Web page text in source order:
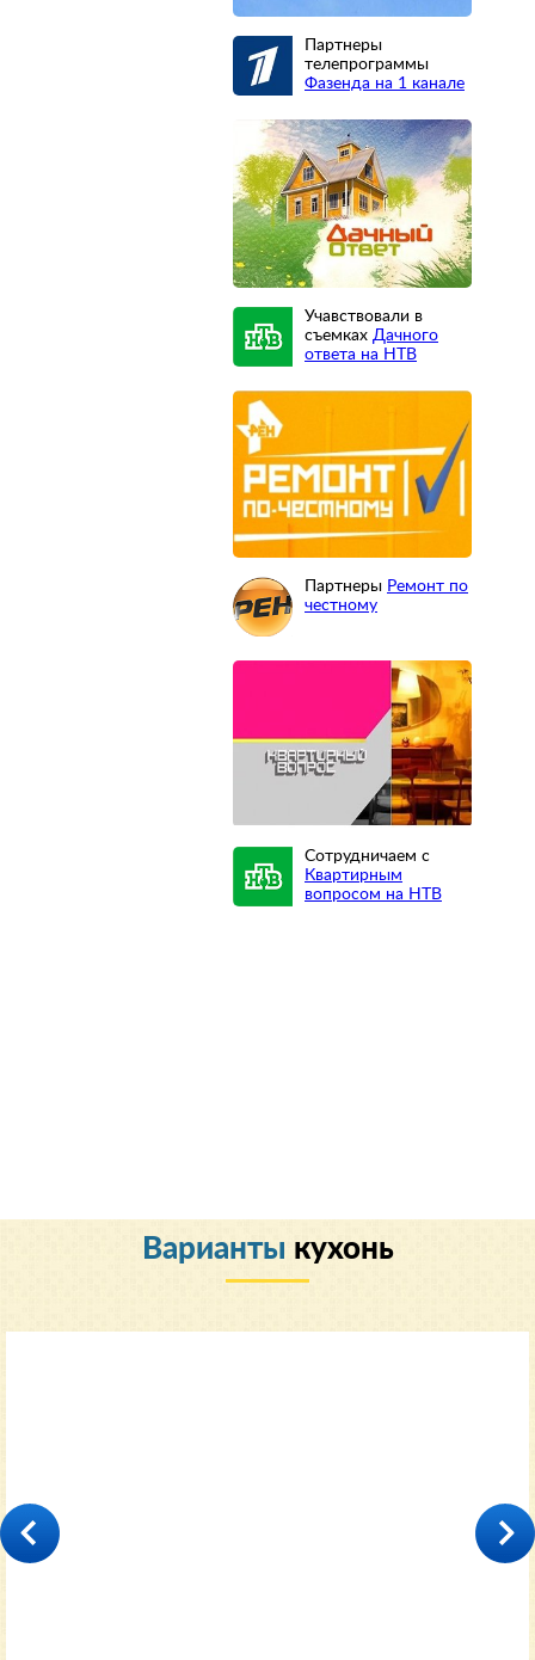
Партнеры
телепрограммы
Фазенда на 1 канале
Учавствовали в
съемках Дачного
ответа на НТВ
Партнеры Ремонт по
честному
Сотрудничаем с
Квартирным
вопросом на НТВ
Варианты кухонь